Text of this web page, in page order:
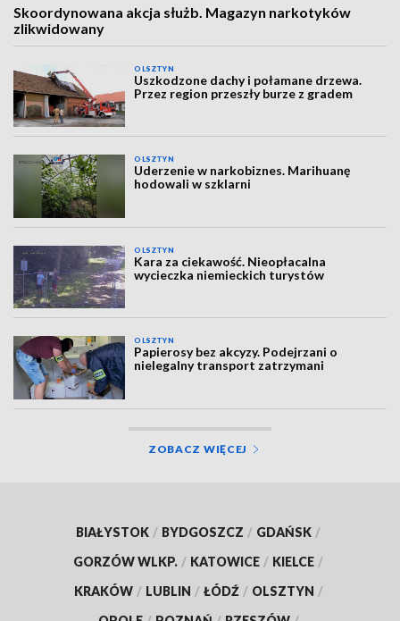
Skoordynowana akcja służb. Magazyn narkotyków
zlikwidowany
OLSZTYN
Uszkodzone dachy i połamane drzewa.
Przez region przeszły burze z gradem
OLSZTYN
Uderzenie w narkobiznes. Marihuanę
hodowali w szklarni
OLSZTYN
Kara za ciekawość. Nieopłacalna
wycieczka niemieckich turystów
OLSZTYN
Papierosy bez akcyzy. Podejrzani o
nielegalny transport zatrzymani
ZOBACZ WIĘCEJ
BIAŁYSTOK / BYDGOSZCZ / GDAŃSK /
GORZÓW WLKP. / KATOWICE / KIELCE /
KRAKÓW / LUBLIN / ŁÓDŹ / OLSZTYN /